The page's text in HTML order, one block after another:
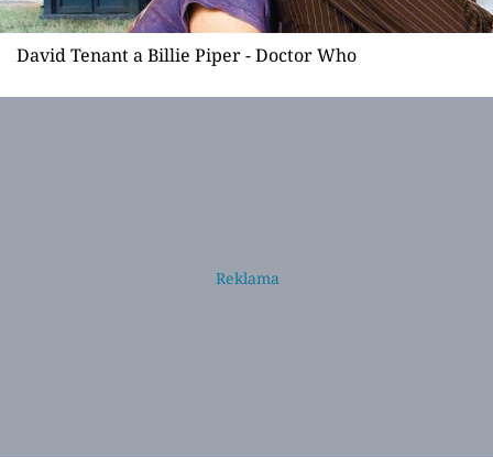
David Tenant a Billie Piper - Doctor Who